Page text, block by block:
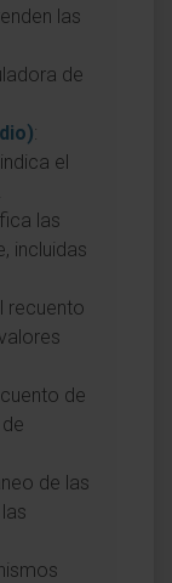
las
de
:
el
las
incluidas
recuento
de
de las